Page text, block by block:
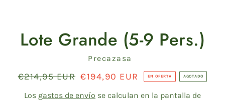
Lote Grande (5-9 Pers.)
Proveedor
Precazasa
Precio
€214,95 EUR Precio
venta
€194,90 EUR EN OFERTA AGOTADO
Los gastos de envío se calculan en la pantalla de